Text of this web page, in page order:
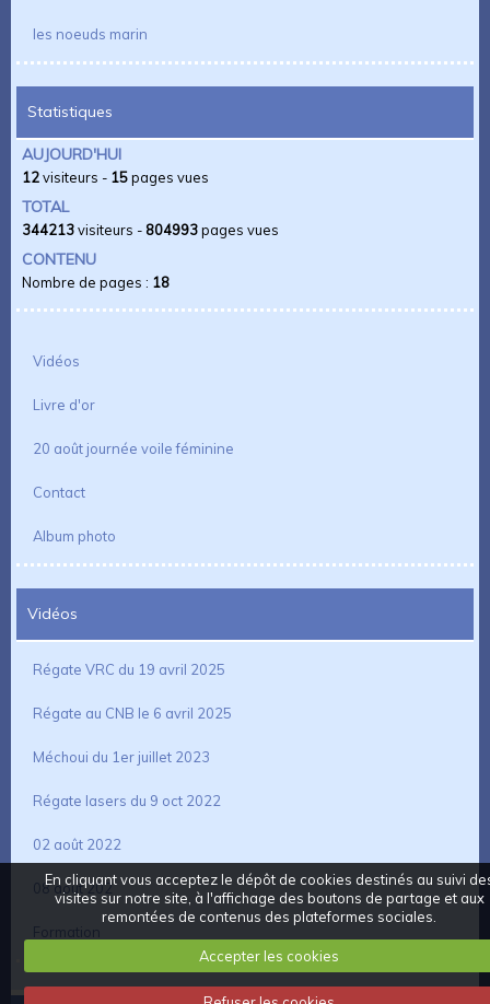
les noeuds marin
Statistiques
AUJOURD'HUI
12visiteurs - 15pages vues
TOTAL
344213visiteurs - 804993pages vues
CONTENU
Nombre de pages : 18
Vidéos
Livre d'or
20 août journée voile féminine
Contact
Album photo
Vidéos
Régate VRC du 19 avril 2025
Régate au CNB le 6 avril 2025
Méchoui du 1er juillet 2023
Régate lasers du 9 oct 2022
02 août 2022
08 aout 202
Formation
En cliquant vous acceptez le dépôt de cookies destinés au suivi
visites sur notre site, à l'affichage des boutons de partage et aux
remontées de contenus des plateformes sociales.
Accepter les cookies